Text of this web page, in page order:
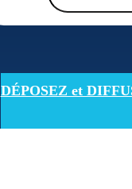
DÉPOSEZ et